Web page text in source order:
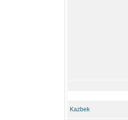
Kazbek